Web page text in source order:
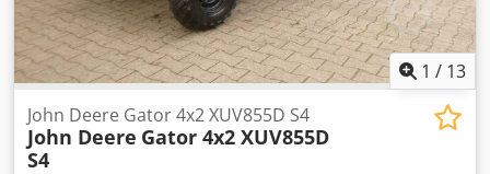
1 / 13
John Deere Gator 4x2 XUV855D S4
John Deere Gator 4x2 XUV855D
S4